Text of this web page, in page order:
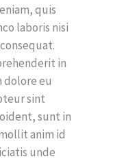
quis
laboris nisi
in
eu
sint
sunt in
anim id
unde